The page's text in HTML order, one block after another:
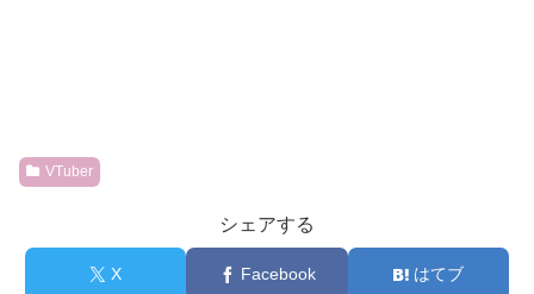
VTuber
シェアする
X Facebook はてブ